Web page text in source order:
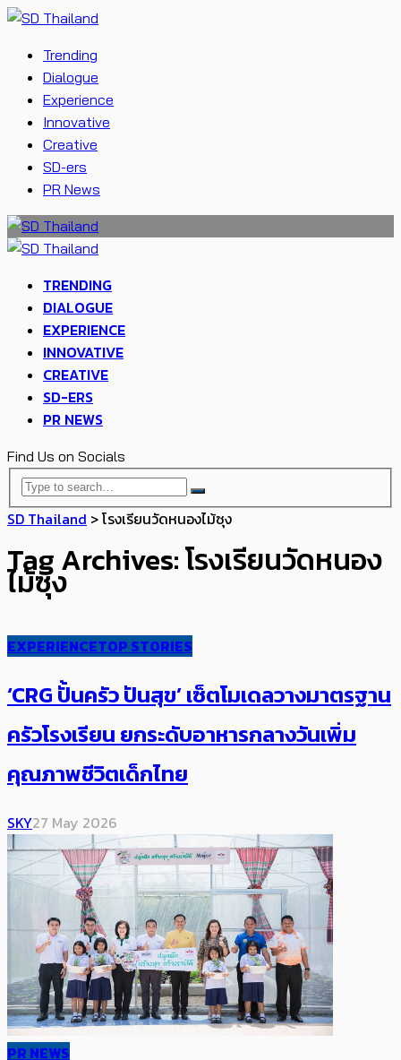
Trending
Dialogue
Experience
Innovative
Creative
SD-ers
PR News
TRENDING
DIALOGUE
EXPERIENCE
INNOVATIVE
CREATIVE
SD-ERS
PR NEWS
Find Us on Socials
SD Thailand >โรงเรียนวัดหนองไม้ซุง
Tag Archives: โรงเรียนวัดหนอง
ไม้ซุง
EXPERIENCETOP STORIES
‘CRG ปั้นครัว ปันสุข’​ ​เซ็ตโมเดลวางมาตรฐาน
ครัว​โรงเรียน ​ยกระดับอาหารกลางวันเพิ่ม
คุณภาพชีวิตเด็กไทย
SKY27 May 2026
PR NEWS